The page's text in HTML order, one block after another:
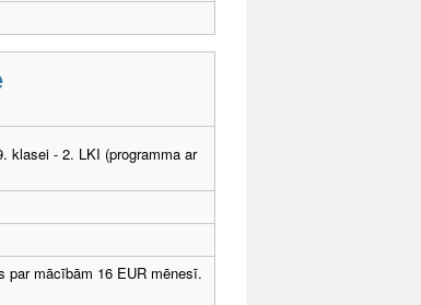
klasei - 2. LKI (programma ar
par mācībām 16 EUR mēnesī.